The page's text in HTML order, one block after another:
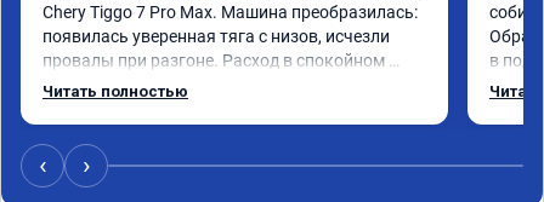
Chery Tiggo 7 Pro Max. Машина преобразилась:
появилась уверенная тяга с низов, исчезли
провалы при разгоне. Расход в спокойном
режиме даже немного снизился. Все сделали
Читать полностью
в
‹ ›